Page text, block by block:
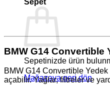
Sepet
Sepetinizde ürün
Mağazaya geri dön
BMW G14 Convertible
BMW G14 Convertible
açabilir. Yağlar, filtreler ve